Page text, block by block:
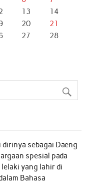
13
14
20
21
27
28
sebagai Daeng
spesial pada
yang lahir di
Bahasa